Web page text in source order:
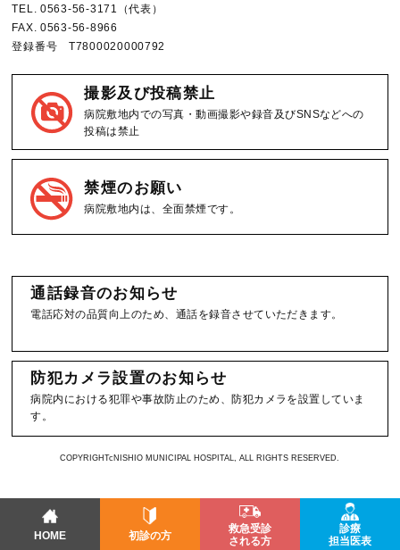
HOME 初診の方
救急受診
される方
診療
担当医表
TEL.0563-56-3171
（代表）
FAX.0563-56-8966
登録番号 T7800020000792
撮影及び投稿禁止
病院敷地内での写真・動画撮影や録音及びSNSなどへの
投稿は禁止
禁煙のお願い
病院敷地内は、全面禁煙です。
通話録音のお知らせ
電話応対の品質向上のため、通話を録音させていただきます。
防犯カメラ設置のお知らせ
病院内における犯罪や事故防止のため、防犯カメラを設置していま
す。
COPYRIGHTcNISHIO MUNICIPAL HOSPITAL, ALL RIGHTS RESERVED.